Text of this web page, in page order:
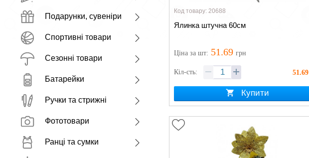
Подарунки, сувеніри
Спортивні товари
Сезонні товари
Батарейки
Ручки та стрижні
Фототовари
Ранці та сумки
Код товару: 20688
Ялинка штучна 60см
Ціна за шт: 51.69 грн
Кіл-сть: 51.69
Купити